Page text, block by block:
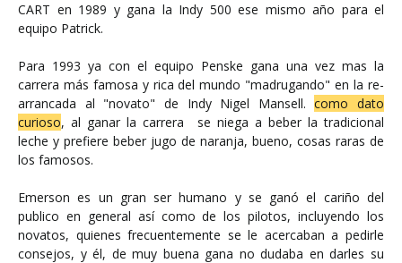
CART en 1989 y gana la Indy 500 ese mismo año para el
equipo Patrick.
Para 1993 ya con el equipo Penske gana una vez mas la
carrera más famosa y rica del mundo "madrugando" en la re-
arrancada al "novato" de Indy Nigel Mansell.como dato
curioso, al ganar la carrera se niega a beber la tradicional
leche y prefiere beber jugo de naranja, bueno, cosas raras de
los famosos.
Emerson es un gran ser humano y se ganó el cariño del
publico en general así como de los pilotos, incluyendo los
novatos, quienes frecuentemente se le acercaban a pedirle
consejos, y él, de muy buena gana no dudaba en darles su